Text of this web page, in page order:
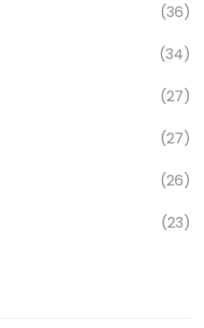
(36)
(34)
(27)
(27)
(26)
(23)